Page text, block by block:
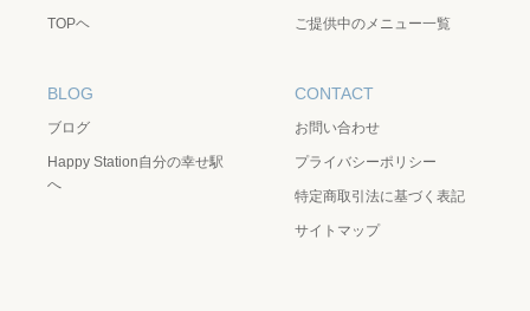
TOPヘ ご提供中のメニュー一覧
BLOG
ブログ
Happy Station自分の幸せ駅
へ
CONTACT
お問い合わせ
プライバシーポリシー
特定商取引法に基づく表記
サイトマップ